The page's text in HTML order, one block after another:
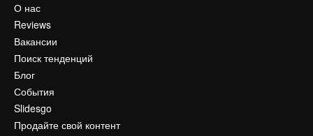
О нас
Reviews
Вакансии
Поиск тенденций
Блог
События
Slidesgo
Продайте свой контент